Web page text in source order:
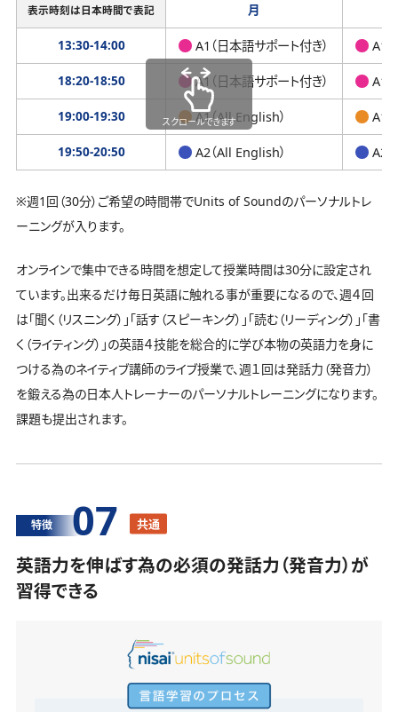
表示時刻は日本時間で表記 月
13:30-14:00 A1（日本語サポート付き） A1
18:20-18:50 A1（日本語サポート付き） A1
19:00-19:30 A1（All English） A1
19:50-20:50 A2（All English） A2
スクロールできます
※週1回（30分）ご希望の時間帯でUnits of Soundのパーソナルトレ
ーニングが入ります。
オンラインで集中できる時間を想定して授業時間は30分に設定され
ています。出来るだけ毎日英語に触れる事が重要になるので、週４回
は「聞く（リスニング）」「話す（スピーキング）」「読む（リーディング）」「書
く（ライティング）」の英語４技能を総合的に学び本物の英語力を身に
つける為のネイティブ講師のライブ授業で、週１回は発話力（発音力）
を鍛える為の日本人トレーナーのパーソナルトレーニングになります。
課題も提出されます。
特徴 07 共通
英語力を伸ばす為の必須の発話力（発音力）が
習得できる